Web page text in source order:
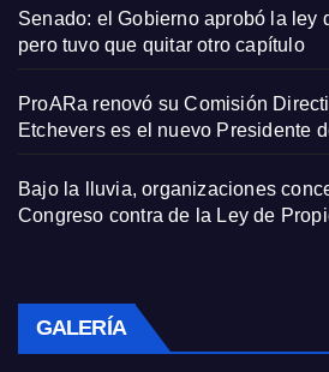
Senado: el Gobierno aprobó la ley
pero tuvo que quitar otro capítulo
ProARa renovó su Comisión
Etchevers es el nuevo Presidente
Bajo la lluvia, organizaciones
Congreso contra de la Ley de
GALERÍA